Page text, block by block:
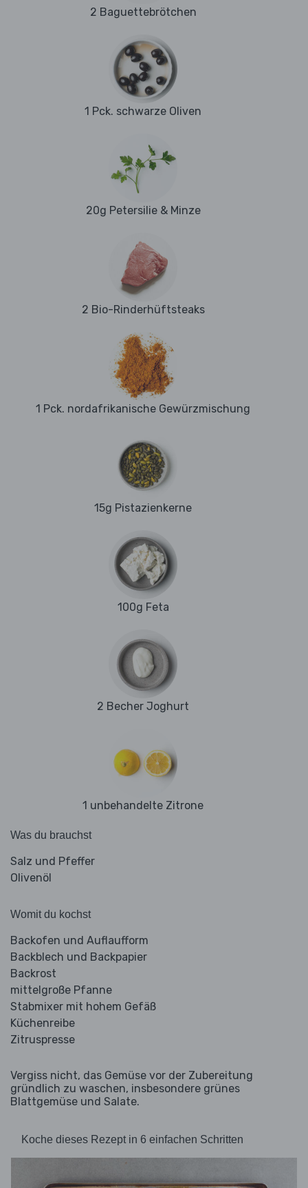
2 Baguettebrötchen
1 Pck. schwarze Oliven
20g Petersilie & Minze
2 Bio-Rinderhüftsteaks
1 Pck. nordafrikanische Gewürzmischung
15g Pistazienkerne
100g Feta
2 Becher Joghurt
1 unbehandelte Zitrone
Was du brauchst
Salz und Pfeffer
Olivenöl
Womit du kochst
Backofen und Auflaufform
Backblech und Backpapier
Backrost
mittelgroße Pfanne
Stabmixer mit hohem Gefäß
Küchenreibe
Zitruspresse
Vergiss nicht, das Gemüse vor der Zubereitung
gründlich zu waschen, insbesondere grünes
Blattgemüse und Salate.
Koche dieses Rezept in 6 einfachen Schritten